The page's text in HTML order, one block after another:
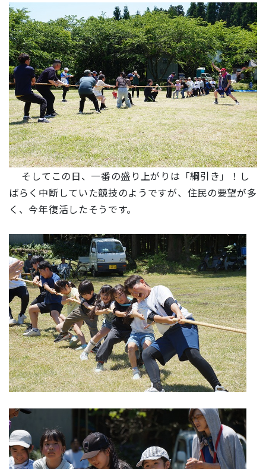
そしてこの日、一番の盛り上がりは「綱引き」！し
ばらく中断していた競技のようですが、住民の要望が多
く、今年復活したそうです。